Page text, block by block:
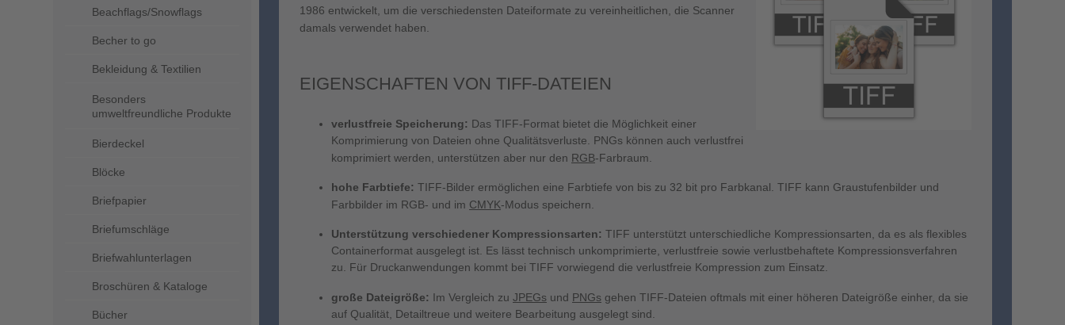
Beachflags/Snowflags
Becher to go
Bekleidung & Textilien
Besonders
umweltfreundliche Produkte
Bierdeckel
Blöcke
Briefpapier
Briefumschläge
Briefwahlunterlagen
Broschüren & Kataloge
Bücher
1986 entwickelt, um die verschiedensten Dateiformate zu vereinheitlichen, die Scanner
damals verwendet haben.
EIGENSCHAFTEN VON TIFF-DATEIEN
verlustfreie Speicherung: Das TIFF-Format bietet die Möglichkeit einer
Komprimierung von Dateien ohne Qualitätsverluste. PNGs können auch verlustfrei
komprimiert werden, unterstützen aber nur den RGB-Farbraum.
hohe Farbtiefe: TIFF-Bilder ermöglichen eine Farbtiefe von bis zu 32 bit pro Farbkanal. TIFF kann Graustufenbilder und
Farbbilder im RGB- und im CMYK-Modus speichern.
Unterstützung verschiedener Kompressionsarten: TIFF unterstützt unterschiedliche Kompressionsarten, da es als flexibles
Containerformat ausgelegt ist. Es lässt technisch unkomprimierte, verlustfreie sowie verlustbehaftete Kompressionsverfahren
zu. Für Druckanwendungen kommt bei TIFF vorwiegend die verlustfreie Kompression zum Einsatz.
große Dateigröße: Im Vergleich zu JPEGs und PNGs gehen TIFF-Dateien oftmals mit einer höheren Dateigröße einher, da sie
auf Qualität, Detailtreue und weitere Bearbeitung ausgelegt sind.